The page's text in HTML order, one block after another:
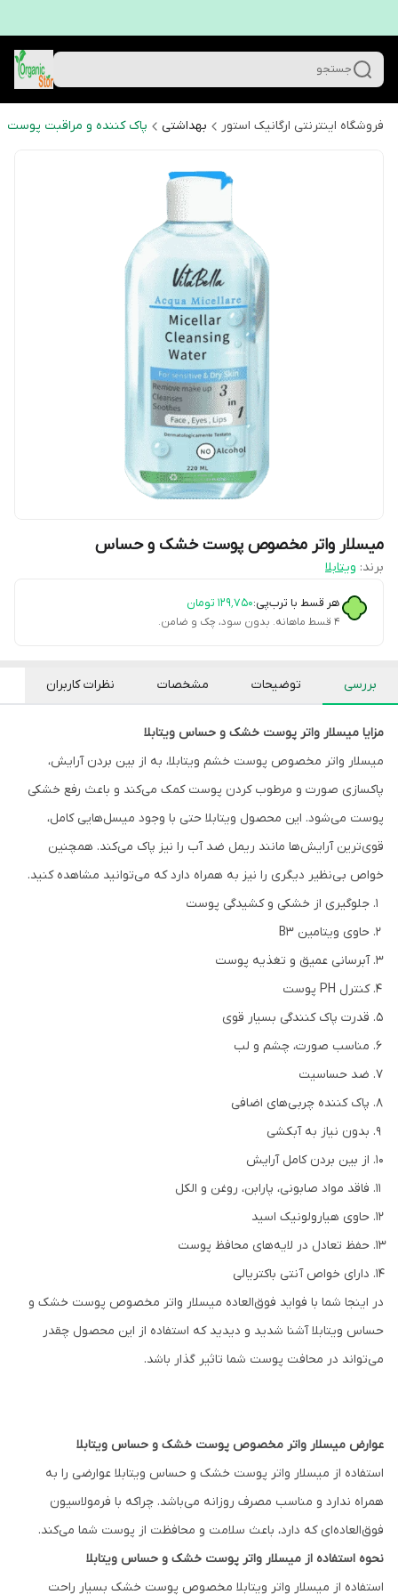
جستجو
فروشگاه اینترنتی ارگانیک استور بهداشتی پاک کننده و مراقبت پوست
میسلار واتر مخصوص پوست خشک و حساس
برند: ویتابلا
هر قسط با ترب‌پی:۱۲۹٬۷۵۰ تومان
۴ قسط ماهانه. بدون سود، چک و ضامن.
بررسی توضیحات مشخصات نظرات کاربران
مزایا میسلار واتر پوست خشک و حساس ویتابلا
میسلار واتر مخصوص پوست خشم ویتابلا، به از بین بردن آرایش،
پاکسازی صورت و مرطوب کردن پوست کمک می‌کند و باعث رفع خشکی
پوست می‌شود. این محصول ویتابلا حتی با وجود میسل‌هایی کامل،
قوی‌ترین آرایش‌ها مانند ریمل ضد آب را نیز پاک می‌کند. همچنین
خواص بی‌نظیر دیگری را نیز به همراه دارد که می‌توانید مشاهده کنید.
جلوگیری از خشکی و کشیدگی پوست
حاوی ویتامین B3
آبرسانی عمیق و تغذیه پوست
کنترل PH پوست
قدرت پاک کنندگی بسیار قوی
مناسب صورت، چشم و لب
ضد حساسیت
پاک کننده چربی‌های اضافی
بدون نیاز به آبکشی
از بین بردن کامل آرایش
فاقد مواد صابونی، پارابن، روغن و الکل
حاوی هیارولونیک اسید
حفظ تعادل در لایه‌های محافظ پوست
دارای خواص آنتی باکتریالی
در اینجا شما با فواید فوق‌العاده میسلار واتر مخصوص پوست خشک و
حساس ویتابلا آشنا شدید و دیدید که استفاده از این محصول چقدر
می‌تواند در محافت پوست شما تاثیر گذار باشد.
عوارض میسلار واتر مخصوص پوست خشک و حساس ویتابلا
استفاده از میسلار واتر پوست خشک و حساس ویتابلا عوارضی را به
همراه ندارد و مناسب مصرف روزانه می‌باشد. چراکه با فرمولاسیون
فوق‌العاده‌ای که دارد، باعث سلامت و محافظت از پوست شما می‌کند.
نحوه استفاده از میسلار واتر پوست خشک و حساس ویتابلا
استفاده از میسلار واتر ویتابلا مخصوص پوست خشک بسیار راحت